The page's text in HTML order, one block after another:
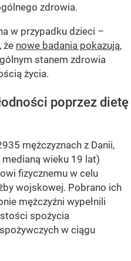
zdrowia.
w przypadku dzieci –
że nowe badania pokazują,
stanem zdrowia
życia.
poprzez dietę
mężczyznach z Danii,
wieku 19 lat)
fizycznemu w celu
wojskowej. Pobrano ich
mężczyźni wypełnili
spożycia
w ciągu